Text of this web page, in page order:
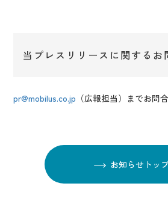
当プレスリリースに関するお
pr@mobilus.co.jp （広報担当）までお問
お知らせトッ